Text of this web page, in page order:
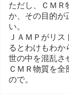
ただし、ＣＭＲ
か、その目的が
い。
ＪＡＭＰがリ
るとわけもわか
世の中を混乱さ
ＣＭＲ物質を
ので。